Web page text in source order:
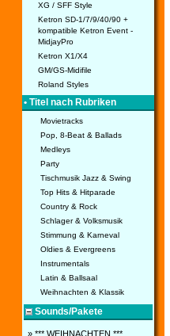
XG / SFF Style
Ketron SD-1/7/9/40/90 +
kompatible Ketron Event -
MidjayPro
Ketron X1/X4
GM/GS-Midifile
Roland Styles
• Titel nach Rubriken
Movietracks
Pop, 8-Beat & Ballads
Medleys
Party
Tischmusik Jazz & Swing
Top Hits & Hitparade
Country & Rock
Schlager & Volksmusik
Stimmung & Karneval
Oldies & Evergreens
Instrumentals
Latin & Ballsaal
Weihnachten & Klassik
Sounds/Pakete
» *** WEIHNACHTEN ***